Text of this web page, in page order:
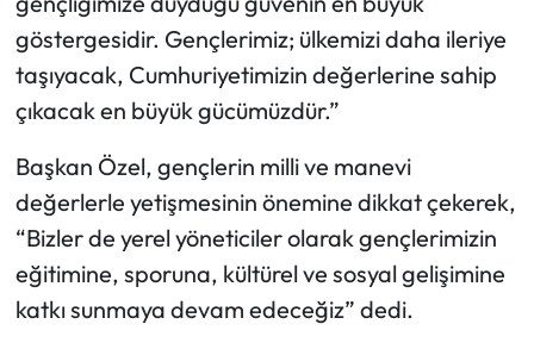
göstergesidir. Gençlerimiz; ülkemizi daha ileriye
taşıyacak, Cumhuriyetimizin değerlerine sahip
çıkacak en büyük gücümüzdür.”
Başkan Özel, gençlerin milli ve manevi
değerlerle yetişmesinin önemine dikkat çekerek,
“Bizler de yerel yöneticiler olarak gençlerimizin
eğitimine, sporuna, kültürel ve sosyal gelişimine
katkı sunmaya devam edeceğiz” dedi.